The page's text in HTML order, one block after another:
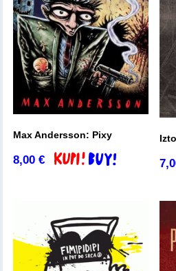
Max Andersson: Pixy
8,00€ Dodaj v košarico